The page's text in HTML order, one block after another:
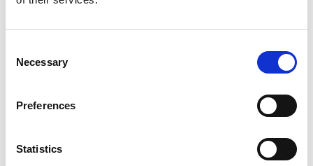
Selection
Necessary
Preferences
Statistics